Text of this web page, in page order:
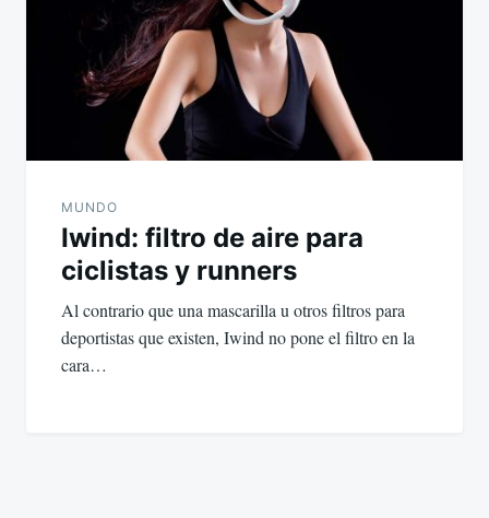
MUNDO
Iwind: filtro de aire para
ciclistas y runners
Al contrario que una mascarilla u otros filtros para
deportistas que existen, Iwind no pone el filtro en la
cara…